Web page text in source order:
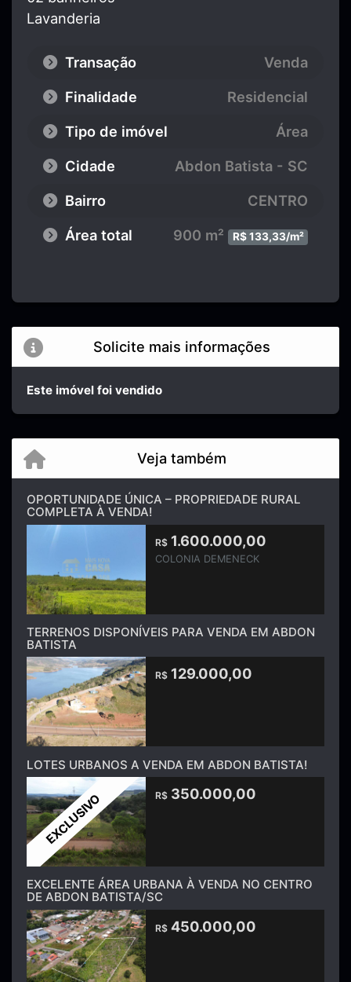
Lavanderia
Transação
Venda
Finalidade
Residencial
Tipo de imóvel
Área
Cidade
Abdon Batista - SC
Bairro
CENTRO
Área total
900 m² R$ 133,33/m²
Solicite mais informações
Este imóvel foi vendido
Veja também
OPORTUNIDADE ÚNICA – PROPRIEDADE RURAL
COMPLETA À VENDA!
R$ 1.600.000,00
COLONIA DEMENECK
TERRENOS DISPONÍVEIS PARA VENDA EM ABDON
BATISTA
R$ 129.000,00
LOTES URBANOS A VENDA EM ABDON BATISTA!
EXCLUSIVO R$ 350.000,00
EXCELENTE ÁREA URBANA À VENDA NO CENTRO
DE ABDON BATISTA/SC
R$ 450.000,00